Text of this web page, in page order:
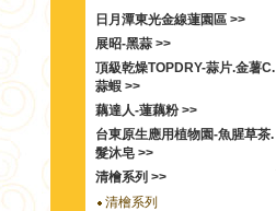
日月潭東光金線蓮園區 >>
展昭-黑蒜 >>
頂級乾燥TOPDRY-蒜片.金薯C.
蒜蝦 >>
藕達人-蓮藕粉 >>
台東原生應用植物園-魚腥草茶.
髮沐皂 >>
清檜系列 >>
清檜系列